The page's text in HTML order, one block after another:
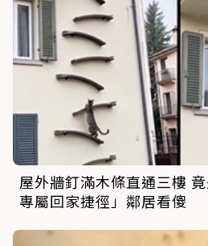
屋外牆釘滿木條直通三樓
專屬回家捷徑」鄰居看傻